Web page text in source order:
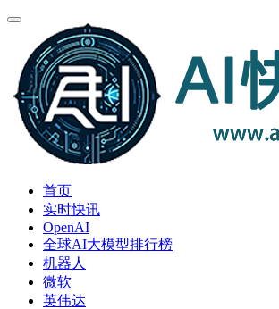
首页
实时快讯
OpenAI
全球AI大模型排行榜
机器人
微软
英伟达